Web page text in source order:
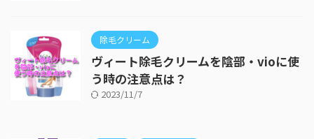
除毛クリーム
ヴィート除毛クリームを陰部・vioに使
う時の注意点は？
2023/11/7